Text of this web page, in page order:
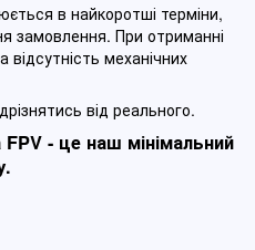
в найкоротші терміни,
замовлення. При отриманні
відсутність механічних
від реального.
- це наш мінімальний